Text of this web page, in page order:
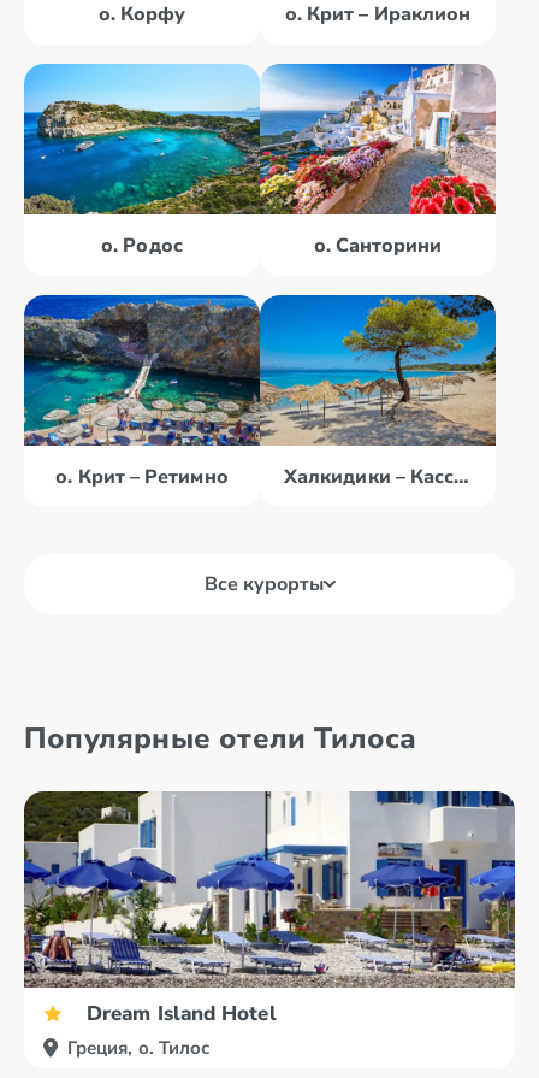
о. Корфу о. Крит – Ираклион
о. Родос о. Санторини
о. Крит – Ретимно Халкидики – Кассандра
Все курорты
о. Крит – Агиос
Николаос
о. Крит –
Ретимно
Популярные отели Тилоса
Dream Island Hotel
Греция, о. Тилос